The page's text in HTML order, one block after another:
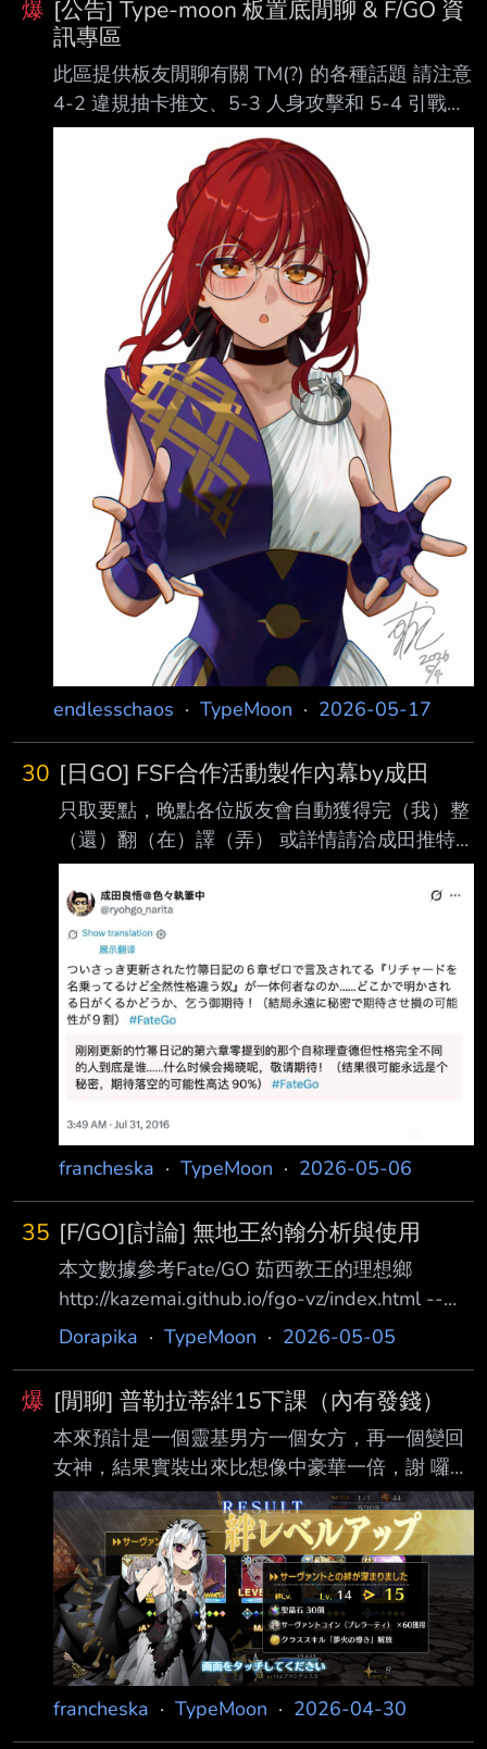
爆 [公告] Type-moon 板置底閒聊 & F/GO 資
訊專區
此區提供板友閒聊有關 TM(?) 的各種話題 請注意
4-2 違規抽卡推文、5-3 人身攻擊和 5-4 引戰發
言的檢舉在此區依然適用 此外板主會不定期刪除
推文和歸零推薦數 維持推文的順暢度 -- 不可逆
廢棄孔 - 本我 ＢＢ主辦☆名流夏日體驗！～逆襲
的杜拜～ -- 文章代碼：#1On425aT 半年以上資
料 google excel: http://tinyurl.com/zvuvnao -- 由
於閒聊區有時會出現一些有用的資訊 加上對於吃
肥/性能曲線的問題經常被提到 因此在此整理一
些可能對大家有幫助的
endlesschaos · TypeMoon · 2026-05-17
30 [日GO] FSF合作活動製作內幕by成田
只取要點，晚點各位版友會自動獲得完（我）整
（還）翻（在）譯（弄） 或詳情請洽成田推特
1.活動實裝從者要求是型月指定原作2人、新角1
人 2.選了黑獅心王之後蘑菇告知真實身分是失地
王，整合設定後做成這次的新角 3.確實活動本該
去年就辦，而延期原因不是其他人正是成田本人
體況問題，所以動畫也延 期之後達成了同年上
線的偶然 4.提豐本來還沒打算實裝，但成田給三
田敲邊鼓，所以有了後面的提豐活動，又因成田
體況 導致三田被拆了台 5.延期讓製作時間有餘
然是壓了9年的小 房間語音
francheska · TypeMoon · 2026-05-06
35 [F/GO][討論] 無地王約翰分析與使用
本文數據參考Fate/GO 茹西教王的理想鄉
http://kazemai.github.io/fgo-vz/index.html --
[職階及血量、攻擊] Avenger仇職，HP 14810
之力、中立、惡、王 [卡片及隱藏數值]
BBAAQ，B卡5hit，A卡4hit，Q卡4hit，Ex 5hit
NP率0.46%，星星發生率5.9% 以自己打一套來
看的話 | 開啟技二後 （不計入技能buff、爆擊或
鞭屍等額外加成） | AQAEx NP獲得
Dorapika · TypeMoon · 2026-05-05
爆 [閒聊] 普勒拉蒂絆15下課（內有發錢）
本來預計是一個靈基男方一個女方，再一個變回
女神，結果實裝出來比想像中豪華一倍，謝 囉
https://i.imgur.com/7THKLOx.jpeg
https://i.imgur.com/z16A35W.png 如圖，600場
左右就刷完了，可是黑粉還很缺，絆真經不起
刷…… 至於聖杯等主線跟換月完剛好到120，種火
早就爆倉了，快讓我用 那麼按照慣例收前100樓
不重複稅後100P -- アメリカ大陸西部、スノー
フィールド。 八十万の市民が息づくこの都市に
て、偽りだらけの聖杯戦争は幕を開けた。 魔人
francheska · TypeMoon · 2026-04-30